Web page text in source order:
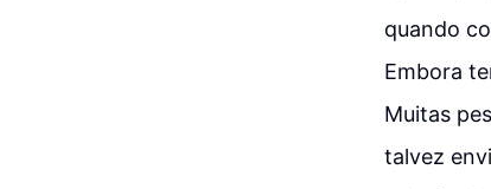
quando
Embora
Muitas
talvez